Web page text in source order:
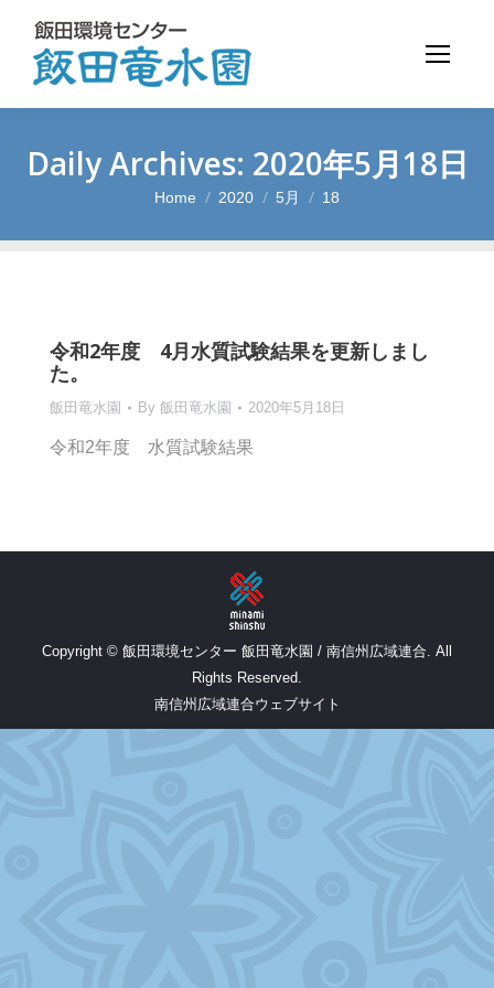
Daily Archives: 2020年5月18日
You are here:
Home 2020 5月 18
令和2年度 4月水質試験結果を更新しまし
た。
飯田竜水園 By 飯田竜水園 2020年5月18日
令和2年度 水質試験結果
Copyright © 飯田環境センター 飯田竜水園 / 南信州広域連合. All
Rights Reserved.
南信州広域連合ウェブサイト